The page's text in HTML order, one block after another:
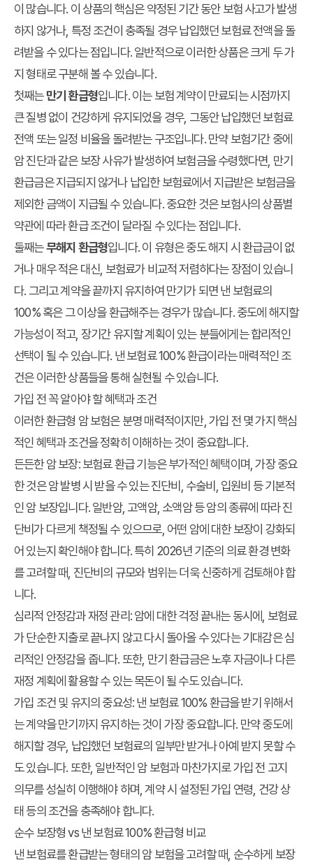
이 많습니다. 이 상품의 핵심은 약정된 기간 동안 보험 사고가 발생
하지 않거나, 특정 조건이 충족될 경우 납입했던 보험료 전액을 돌
려받을 수 있다는 점입니다. 일반적으로 이러한 상품은 크게 두 가
지 형태로 구분해 볼 수 있습니다.
첫째는만기 환급형입니다. 이는 보험 계약이 만료되는 시점까지
큰 질병 없이 건강하게 유지되었을 경우, 그동안 납입했던 보험료
전액 또는 일정 비율을 돌려받는 구조입니다. 만약 보험기간 중에
암 진단과 같은 보장 사유가 발생하여 보험금을 수령했다면, 만기
환급금은 지급되지 않거나 납입한 보험료에서 지급받은 보험금을
제외한 금액이 지급될 수 있습니다. 중요한 것은 보험사의 상품별
약관에 따라 환급 조건이 달라질 수 있다는 점입니다.
둘째는무해지 환급형입니다. 이 유형은 중도 해지 시 환급금이 없
거나 매우 적은 대신, 보험료가 비교적 저렴하다는 장점이 있습니
다. 그리고 계약을 끝까지 유지하여 만기가 되면 낸 보험료의
100% 혹은 그 이상을 환급해주는 경우가 많습니다. 중도에 해지할
가능성이 적고, 장기간 유지할 계획이 있는 분들에게는 합리적인
선택이 될 수 있습니다. 낸 보험료 100% 환급이라는 매력적인 조
건은 이러한 상품들을 통해 실현될 수 있습니다.
가입 전 꼭 알아야 할 혜택과 조건
이러한 환급형 암 보험은 분명 매력적이지만, 가입 전 몇 가지 핵심
적인 혜택과 조건을 정확히 이해하는 것이 중요합니다.
든든한 암 보장: 보험료 환급 기능은 부가적인 혜택이며, 가장 중요
한 것은 암 발병 시 받을 수 있는 진단비, 수술비, 입원비 등 기본적
인 암 보장입니다. 일반암, 고액암, 소액암 등 암의 종류에 따라 진
단비가 다르게 책정될 수 있으므로, 어떤 암에 대한 보장이 강화되
어 있는지 확인해야 합니다. 특히 2026년 기준의 의료 환경 변화
를 고려할 때, 진단비의 규모와 범위는 더욱 신중하게 검토해야 합
니다.
심리적 안정감과 재정 관리: 암에 대한 걱정 끝내는 동시에, 보험료
가 단순한 지출로 끝나지 않고 다시 돌아올 수 있다는 기대감은 심
리적인 안정감을 줍니다. 또한, 만기 환급금은 노후 자금이나 다른
재정 계획에 활용할 수 있는 목돈이 될 수도 있습니다.
가입 조건 및 유지의 중요성: 낸 보험료 100% 환급을 받기 위해서
는 계약을 만기까지 유지하는 것이 가장 중요합니다. 만약 중도에
해지할 경우, 납입했던 보험료의 일부만 받거나 아예 받지 못할 수
도 있습니다. 또한, 일반적인 암 보험과 마찬가지로 가입 전 고지
의무를 성실히 이행해야 하며, 계약 시 설정된 가입 연령, 건강 상
태 등의 조건을 충족해야 합니다.
순수 보장형 vs 낸 보험료 100% 환급형 비교
낸 보험료를 환급받는 형태의 암 보험을 고려할 때, 순수하게 보장